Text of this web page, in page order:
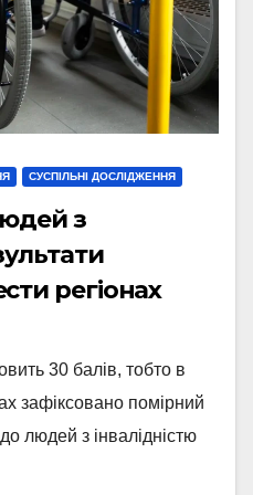
СУСПІЛЬНІ ДОСЛІДЖЕННЯ
з
регіонах
30 балів, тобто в
зафіксовано помірний
людей з інвалідністю